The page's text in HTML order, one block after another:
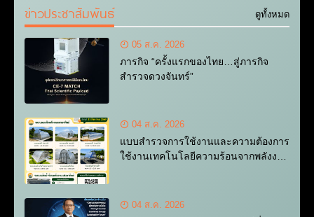
แบบ มุ่งลดเด็กหลุดออกจาก
ระบบการศึกษาในพื้นที่ภาค
กลาง
เลือกคลิป-ภาพถ่ายโดนใจ
โชว์พลังสร้างสรรค์คนรุ่นใหม่
ยุคดิจิทัล
ข่าวประชาสัมพันธ์ ดูทั้งหมด
05 ส.ค. 2026
ภารกิจ “ครั้งแรกของไทย…สู่ภารกิจ
สำรวจดวงจันทร์”
04 ส.ค. 2026
แบบสำรวจการใช้งานและความต้องการ
ใช้งานเทคโนโลยีความร้อนจากพลังงาน
04 ส.ค. 2026